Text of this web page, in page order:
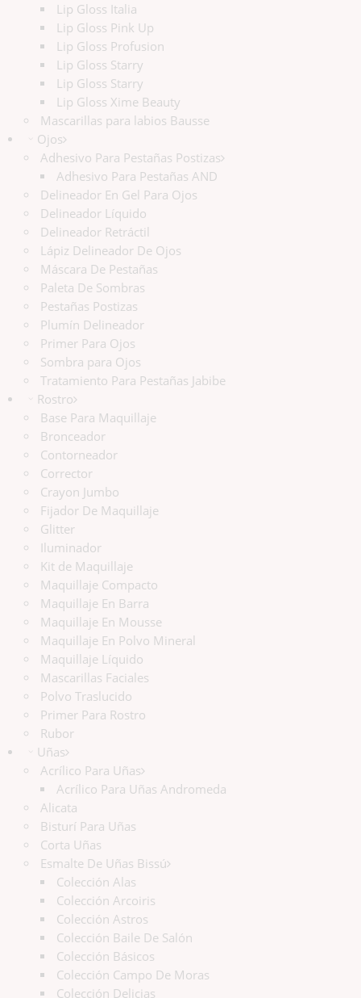
Lip Gloss Italia
Lip Gloss Pink Up
Lip Gloss Profusion
Lip Gloss Starry
Lip Gloss Starry
Lip Gloss Xime Beauty
Mascarillas para labios Bausse
Ojos
Adhesivo Para Pestañas Postizas
Adhesivo Para Pestañas AND
Delineador En Gel Para Ojos
Delineador Líquido
Delineador Retráctil
Lápiz Delineador De Ojos
Máscara De Pestañas
Paleta De Sombras
Pestañas Postizas
Plumín Delineador
Primer Para Ojos
Sombra para Ojos
Tratamiento Para Pestañas Jabibe
Rostro
Base Para Maquillaje
Bronceador
Contorneador
Corrector
Crayon Jumbo
Fijador De Maquillaje
Glitter
Iluminador
Kit de Maquillaje
Maquillaje Compacto
Maquillaje En Barra
Maquillaje En Mousse
Maquillaje En Polvo Mineral
Maquillaje Líquido
Mascarillas Faciales
Polvo Traslucido
Primer Para Rostro
Rubor
Uñas
Acrílico Para Uñas
Acrílico Para Uñas Andromeda
Alicata
Bisturí Para Uñas
Corta Uñas
Esmalte De Uñas Bissú
Colección Alas
Colección Arcoiris
Colección Astros
Colección Baile De Salón
Colección Básicos
Colección Campo De Moras
Colección Delicias